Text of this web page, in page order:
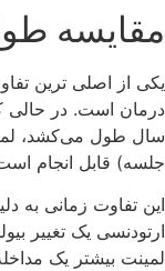
مقایسه
یکی از اصلی‌ ترین
جلسه) قابل انجام
این تفاوت زمانی به
ارتودنسی یک تغییر
لمینت بیشتر یک